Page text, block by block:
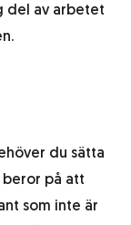
del av arbetet
du sätta
på att
som inte är